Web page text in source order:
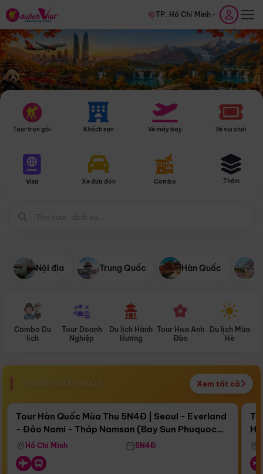
TP. Hồ Chí Minh
Tour trọn gói Khách sạn Vé máy bay Vé vui chơi
Visa Xe đưa đón Combo Thêm
Nội địa Trung Quốc Hàn Quốc
Combo Du
lịch
Tour Doanh
Nghiệp
Du lịch Hành
Hương
Tour Hoa Anh
Đào
Du lịch Mùa
Hè
TOUR GIỜ CHÓT Xem tất cả
Còn17 ngày 10:52:48
Bay Sun Phuquoc Airways
Điểm nổi bật
Tour Hàn Quốc Mùa Thu 5N4Đ | Seoul - Everland
- Đảo Nami - Tháp Namsan (Bay Sun Phuquoc
Airways)
Hồ Chí Minh 5N4Đ